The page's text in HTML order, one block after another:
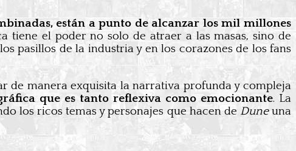
están a punto de alcanzar los mil millones
tiene el poder no solo de atraer a las masas, sino de
pasillos de la industria y en los corazones de los fans
de manera exquisita la narrativa profunda y compleja
que es tanto reflexiva como emocionante. La
los ricos temas y personajes que hacen de Duneuna